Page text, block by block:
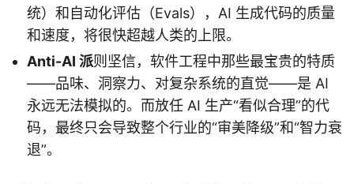
统）和自动化评估（Evals），AI 生成代码的质量
和速度，将很快超越人类的上限。
Anti-AI 派则坚信，软件工程中那些最宝贵的特质
——品味、洞察力、对复杂系统的直觉——是 AI
永远无法模拟的。而放任 AI 生产“看似合理”的代
码，最终只会导致整个行业的“审美降级”和“智力衰
退”。